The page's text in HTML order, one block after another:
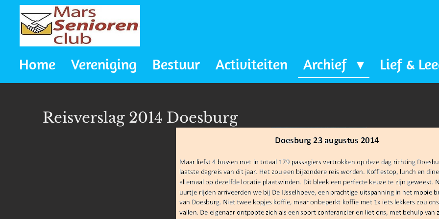
direct
naarHome Vereniging Bestuur Activiteiten Archief Lief &
Reisverslag 2014 Doesburg